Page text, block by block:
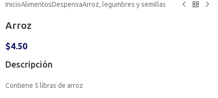
InicioAlimentosDespensaArroz, legumbres y semillas
Arroz
$4.50
Descripción
Contiene 5 libras de arroz